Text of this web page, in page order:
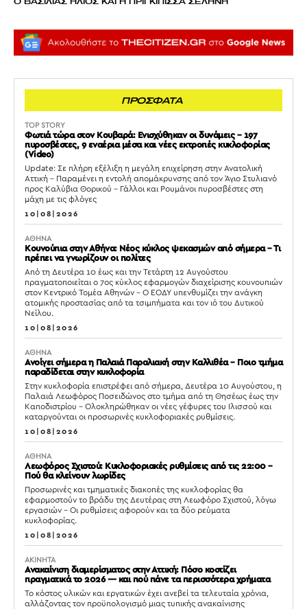
ΠΡΟΣΦΑΤΑ
TOP STORY
Φωτιά τώρα στον Κουβαρά: Ενισχύθηκαν οι δυνάμεις – 197
πυροσβέστες, 9 εναέρια μέσα και νέες εκτροπές κυκλοφορίας
(Video)
Update: Σε πλήρη εξέλιξη η μεγάλη επιχείρηση στην Ανατολική
Αττική – Παραμένει η εντολή απομάκρυνσης από τον Άγιο Στυλιανό
προς Καλύβια Θορικού – Γάλλοι και Ρουμάνοι πυροσβέστες στη
μάχη με τις φλόγες
10|08|2026
ΑΘΗΝΑ
Κουνούπια στην Αθήνα: Νέος κύκλος ψεκασμών από σήμερα – Τι
πρέπει να γνωρίζουν οι πολίτες
Από τη Δευτέρα 10 έως και την Τετάρτη 12 Αυγούστου
πραγματοποιείται ο 7ος κύκλος εφαρμογών διαχείρισης κουνουπιών
στον Κεντρικό Τομέα Αθηνών – Ο ΕΟΔΥ υπενθυμίζει την ανάγκη
ατομικής προστασίας από τα τσιμπήματα και τον ιό του Δυτικού
Νείλου.
10|08|2026
ΑΘΗΝΑ
Ανοίγει σήμερα η Παλαιά Παραλιακή στην Καλλιθέα – Ποιο τμήμα
παραδίδεται στην κυκλοφορία
Στην κυκλοφορία επιστρέφει από σήμερα, Δευτέρα 10 Αυγούστου, η
Παλαιά Λεωφόρος Ποσειδώνος στο τμήμα από τη Θησέως έως την
Καποδιστρίου – Ολοκληρώθηκαν οι νέες γέφυρες του Ιλισσού και
καταργούνται οι προσωρινές κυκλοφοριακές ρυθμίσεις.
10|08|2026
ΑΘΗΝΑ
Λεωφόρος Σχιστού: Κυκλοφοριακές ρυθμίσεις από τις 22:00 –
Πού θα κλείνουν λωρίδες
Προσωρινές και τμηματικές διακοπές της κυκλοφορίας θα
εφαρμοστούν το βράδυ της Δευτέρας στη Λεωφόρο Σχιστού, λόγω
εργασιών – Οι ρυθμίσεις αφορούν και τα δύο ρεύματα
κυκλοφορίας.
10|08|2026
ΑΚΙΝΗΤΑ
Ανακαίνιση διαμερίσματος στην Αττική: Πόσο κοστίζει
πραγματικά το 2026 — και πού πάνε τα περισσότερα χρήματα
Το κόστος υλικών και εργατικών έχει ανεβεί τα τελευταία χρόνια,
αλλάζοντας τον προϋπολογισμό μιας τυπικής ανακαίνισης